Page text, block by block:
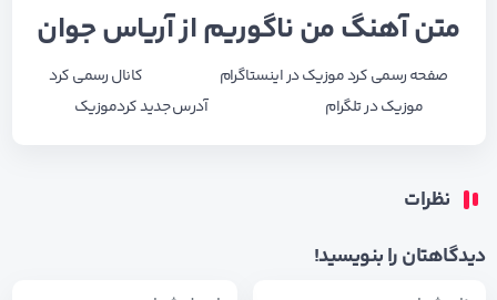
متن آهنگ من ناگوریم از آریاس جوان
صفحه رسمی کرد موزیک در اینستاگرام
کانال رسمی کرد
موزیک در تلگرام
آدرس جدید کردموزیک
نظرات
دیدگاهتان را بنویسید!